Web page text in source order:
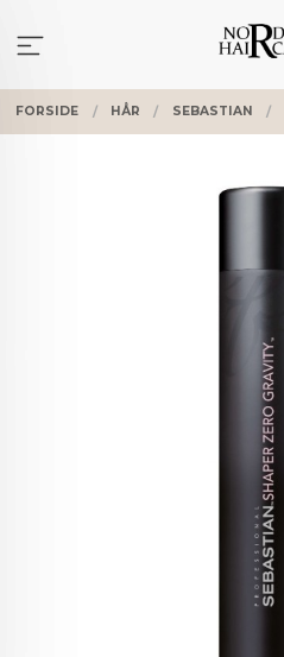
innholdet
FORSIDE HÅR SEBASTIAN